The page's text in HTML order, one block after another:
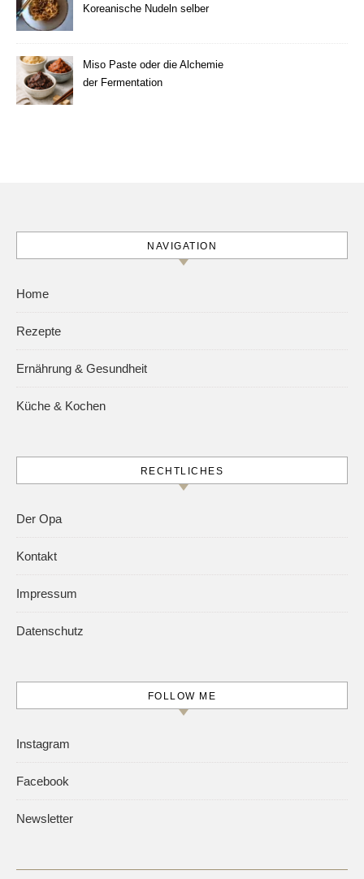
Koreanische Nudeln selber
Miso Paste oder die Alchemie
der Fermentation
NAVIGATION
Home
Rezepte
Ernährung & Gesundheit
Küche & Kochen
RECHTLICHES
Der Opa
Kontakt
Impressum
Datenschutz
FOLLOW ME
Instagram
Facebook
Newsletter